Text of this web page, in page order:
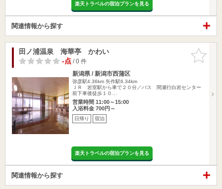
楽天トラベルの宿泊プランを見る
関連情報から探す
お気に入
りに追加
田ノ浦温泉 海華亭 かわい
-点/ 0 件
新潟県 / 新潟市西蒲区
弥彦駅4.36km 矢作駅6.34km
ＪＲ 岩室駅から車で２０分／バス 間瀬行白岩センター
前下車後徒歩１０…
営業時間 11:00～15:00
入浴料金 700円～
日帰り 宿泊
楽天トラベルの宿泊プランを見る
関連情報から探す